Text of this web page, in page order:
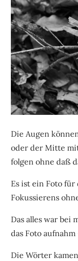
Die Augen
oder der Mitte
folgen ohne daß
Es ist ein Foto
Fokussierens
Das alles war bei
das Foto
Die Wörter